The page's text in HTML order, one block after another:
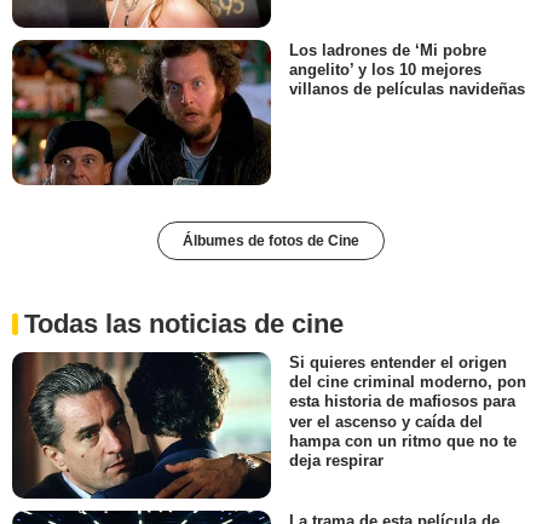
Los ladrones de ‘Mi pobre
angelito’ y los 10 mejores
villanos de películas navideñas
Álbumes de fotos de Cine
Todas las noticias de cine
Si quieres entender el origen
del cine criminal moderno, pon
esta historia de mafiosos para
ver el ascenso y caída del
hampa con un ritmo que no te
deja respirar